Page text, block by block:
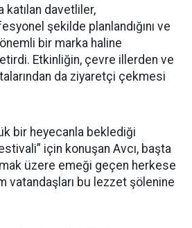
katılan davetliler,
şekilde planlandığını ve
bir marka haline
Etkinliğin, çevre illerden ve
da ziyaretçi çekmesi
bir heyecanla beklediği
için konuşan Avcı, başta
üzere emeği geçen herkese
vatandaşları bu lezzet şölenine